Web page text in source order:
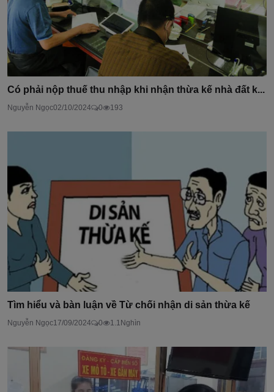
Có phải nộp thuế thu nhập khi nhận thừa kế nhà đất k...
Nguyễn Ngọc02/10/2024 0 193
Tìm hiểu và bàn luận về Từ chối nhận di sản thừa kế
Nguyễn Ngọc17/09/2024 0 1.1Nghìn